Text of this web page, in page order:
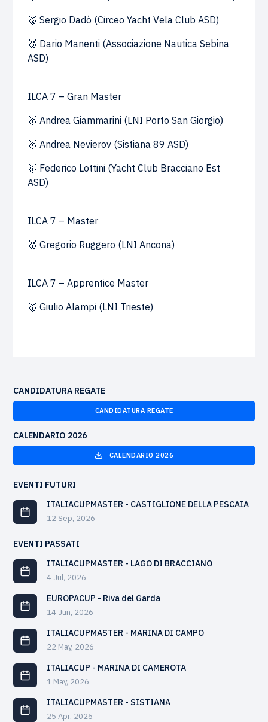
🥈 Sergio Dadò (Circeo Yacht Vela Club ASD)
🥉 Dario Manenti (Associazione Nautica Sebina
ASD)
ILCA 7 – Gran Master
🥇 Andrea Giammarini (LNI Porto San Giorgio)
🥈 Andrea Nevierov (Sistiana 89 ASD)
🥉 Federico Lottini (Yacht Club Bracciano Est
ASD)
ILCA 7 – Master
🥇 Gregorio Ruggero (LNI Ancona)
ILCA 7 – Apprentice Master
🥇 Giulio Alampi (LNI Trieste)
CANDIDATURA REGATE
CANDIDATURA REGATE
CALENDARIO 2026
CALENDARIO 2026
EVENTI FUTURI
ITALIACUPMASTER - CASTIGLIONE DELLA PESCAIA
12 Sep, 2026
EVENTI PASSATI
ITALIACUPMASTER - LAGO DI BRACCIANO
4 Jul, 2026
EUROPACUP - Riva del Garda
14 Jun, 2026
ITALIACUPMASTER - MARINA DI CAMPO
22 May, 2026
ITALIACUP - MARINA DI CAMEROTA
1 May, 2026
ITALIACUPMASTER - SISTIANA
25 Apr, 2026